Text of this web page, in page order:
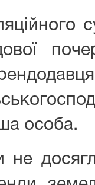
особа.
не